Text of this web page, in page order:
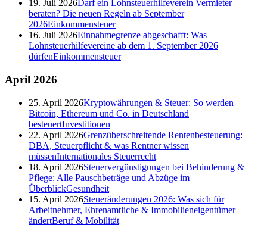
19. Juli 2026Darf ein Lohnsteuerhilfeverein Vermieter
beraten? Die neuen Regeln ab September
2026Einkommensteuer
16. Juli 2026Einnahmegrenze abgeschafft: Was
Lohnsteuerhilfevereine ab dem 1. September 2026
dürfenEinkommensteuer
April 2026
25. April 2026Kryptowährungen & Steuer: So werden
Bitcoin, Ethereum und Co. in Deutschland
besteuertInvestitionen
22. April 2026Grenzüberschreitende Rentenbesteuerung:
DBA, Steuerpflicht & was Rentner wissen
müssenInternationales Steuerrecht
18. April 2026Steuervergünstigungen bei Behinderung &
Pflege: Alle Pauschbeträge und Abzüge im
ÜberblickGesundheit
15. April 2026Steueränderungen 2026: Was sich für
Arbeitnehmer, Ehrenamtliche & Immobilieneigentümer
ändertBeruf & Mobilität